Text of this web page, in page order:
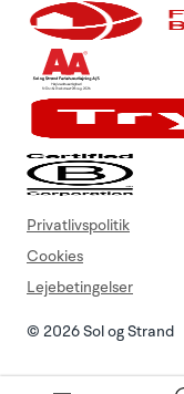
© 2026 Sol og Strand
Privatlivspolitik
Cookies
Lejebetingelser